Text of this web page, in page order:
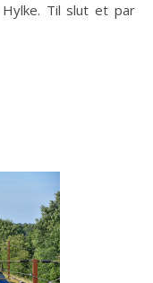
Til slut et par